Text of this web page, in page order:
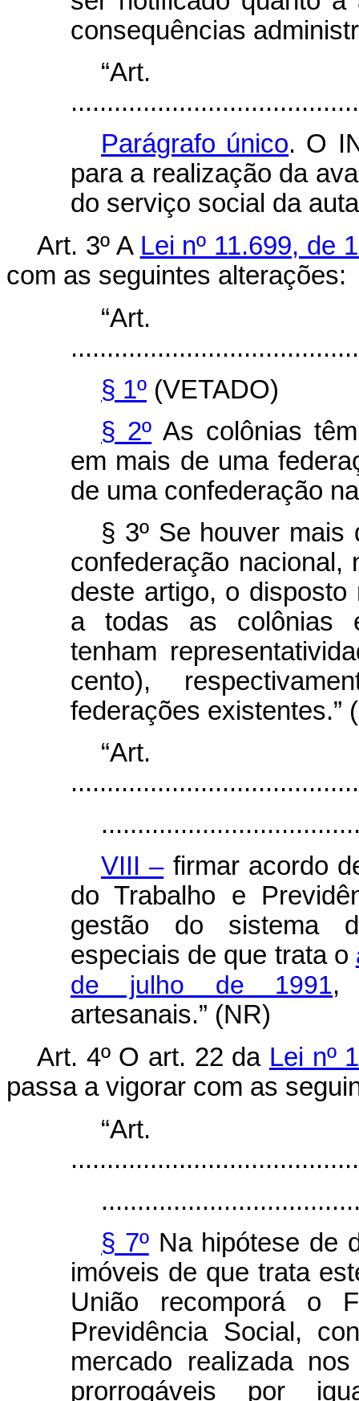
consequências
Parágrafo único. O
para a realização da
do serviço social da
Art. 3º A Lei nº 11.699, de
com as seguintes alterações:
§ 1º (VETADO)
§ 2º As colônias
em mais de uma
de uma confederação
§ 3º Se houver mais
confederação
deste artigo, o disposto
a todas as colônias
tenham
cento),
federações existentes.”
VIII –firmar acordo
do Trabalho e
gestão do sistema
especiais de que trata o
de julho de 1991,
artesanais.” (NR)
Art. 4º O art. 22 da Lei nº
passa a vigorar com as
§ 7ºNa hipótese de
imóveis de que trata
União recomporá o
Previdência Social,
mercado realizada
prorrogáveis por